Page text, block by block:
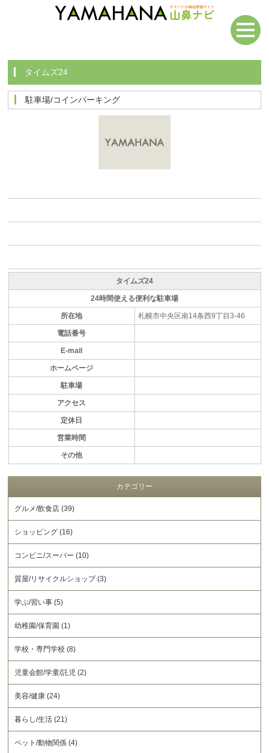
タイムズ24
駐車場/コインパーキング
タイムズ24
24時間使える便利な駐車場
所在地 札幌市中央区南14条西9丁目3-46
電話番号
E-mail
ホームページ
駐車場
アクセス
定休日
営業時間
その他
カテゴリー
グルメ/飲食店 (39)
ショッピング (16)
コンビニ/スーパー (10)
質屋/リサイクルショップ (3)
学ぶ/習い事 (5)
幼稚園/保育園 (1)
学校・専門学校 (8)
児童会館/学童/託児 (2)
美容/健康 (24)
暮らし/生活 (21)
ペット/動物関係 (4)